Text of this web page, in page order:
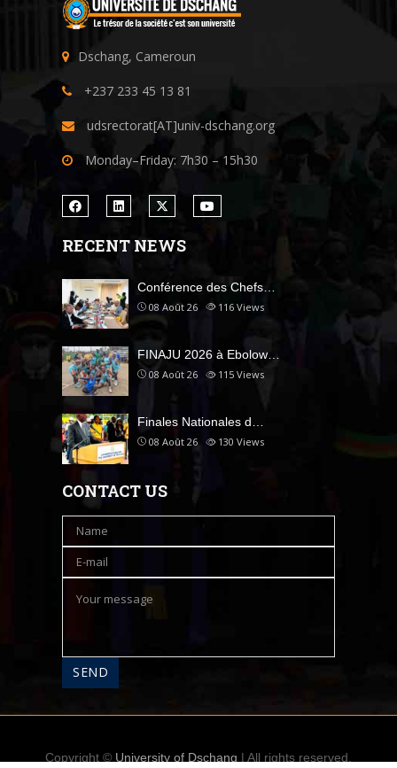
Dschang, Cameroun
+237 233 45 13 81
udsrectorat[AT]univ-dschang.org
Monday–Friday: 7h30 – 15h30
RECENT NEWS
Conférence des Chefs…
08 Août 26 116 Views
FINAJU 2026 à Ebolow…
08 Août 26 115 Views
Finales Nationales d…
08 Août 26 130 Views
CONTACT US
Copyright © University of Dschang | All rights reserved.